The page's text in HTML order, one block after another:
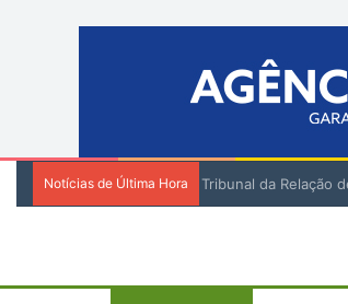
Notícias de Última Hora Tribunal da